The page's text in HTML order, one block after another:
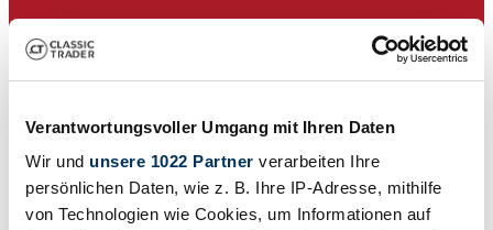
Verantwortungsvoller Umgang mit Ihren Daten
Wir und unsere 1022 Partner verarbeiten Ihre
persönlichen Daten, wie z. B. Ihre IP-Adresse, mithilfe
von Technologien wie Cookies, um Informationen auf